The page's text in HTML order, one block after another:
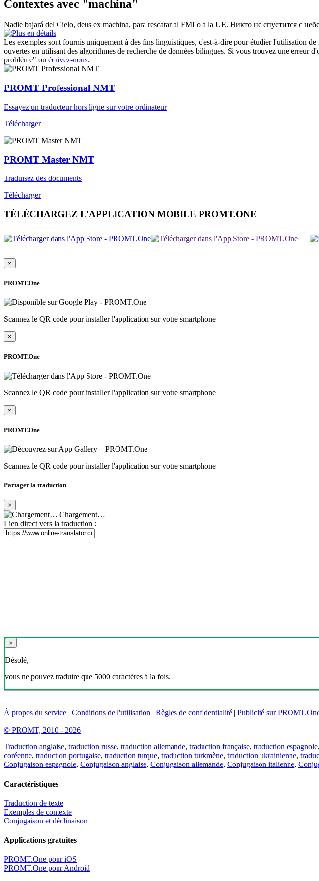
Contextes avec "machina"
Nadie bajará del Cielo, deus ex machina, para rescatar al FMI o a la UE. Никто не спустится с
Les exemples sont fournis uniquement à des fins linguistiques, c'est-à-dire pour étudier l'utilisation
ouvertes en utilisant des algorithmes de recherche de données bilingues. Si vous trouvez une
problème" ou écrivez-nous.
PROMT Professional NMT
Essayez un traducteur hors ligne sur votre ordinateur
Télécharger
PROMT Master NMT
Traduisez des documents
Télécharger
TÉLÉCHARGEZ L'APPLICATION MOBILE PROMT.ONE
×
PROMT.One
Scannez le QR code pour installer l'application sur votre smartphone
×
PROMT.One
Scannez le QR code pour installer l'application sur votre smartphone
×
PROMT.One
Scannez le QR code pour installer l'application sur votre smartphone
Partager la traduction
×
Chargement…
Lien direct vers la traduction :
×
Désolé,
vous ne pouvez traduire que 5000 caractères à la fois.
À propos du service | Conditions de l'utilisation | Règles de confidentialité | Publicité sur
© PROMT, 2010 - 2026
Traduction anglaise, traduction russe, traduction allemande, traduction française, traduction espagnole,
coréenne, traduction portugaise, traduction turque, traduction turkmène, traduction ukrainienne,
Conjugaison espagnole, Conjugaison anglaise, Conjugaison allemande, Conjugaison italienne,
Caractéristiques
Traduction de texte
Exemples de contexte
Conjugaison et déclinaison
Applications gratuites
PROMT.One pour iOS
PROMT.One pour Android